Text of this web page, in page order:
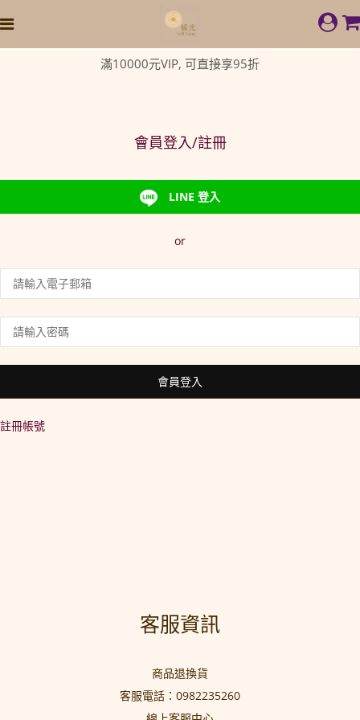
滿10000元VIP, 可直接享95折
會員登入/註冊
LINE 登入
or
會員登入
註冊帳號
客服資訊
商品退換貨
客服電話：0982235260